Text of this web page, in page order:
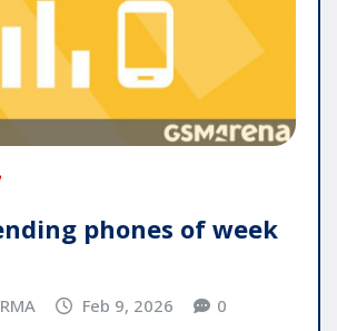
phones of week
Feb 9, 2026 0